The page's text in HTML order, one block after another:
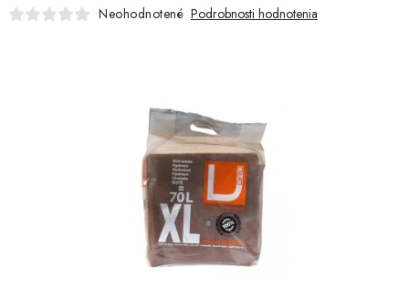
PRE AKVÁRIA
O nákupu
Blog
Predávané značky
Podmienky o ochrane osobných údajov
Neohodnotené Podrobnosti hodnotenia